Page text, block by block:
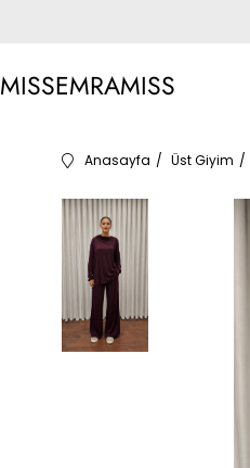
MISSEMRAMISS
Anasayfa Üst Giyim